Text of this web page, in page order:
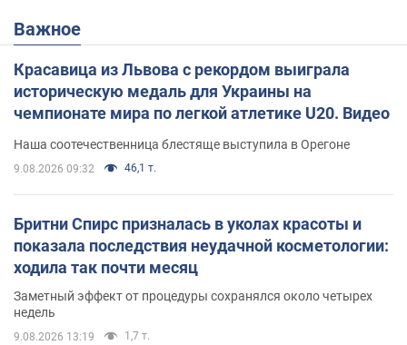
Важное
Красавица из Львова с рекордом выиграла
историческую медаль для Украины на
чемпионате мира по легкой атлетике U20. Видео
Наша соотечественница блестяще выступила в Орегоне
9.08.2026 09:32 46,1 т.
Бритни Спирс призналась в уколах красоты и
показала последствия неудачной косметологии:
ходила так почти месяц
Заметный эффект от процедуры сохранялся около четырех
недель
9.08.2026 13:19 1,7 т.